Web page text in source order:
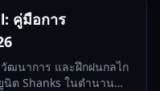
คู่มือการ
วัฒนาการ และฝึกฝนกลไก
นิต Shanks ในตำนาน